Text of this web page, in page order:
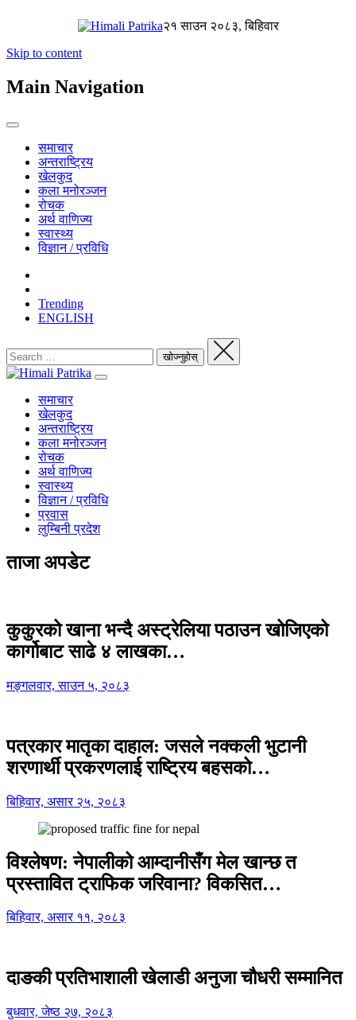
२१ साउन २०८३, बिहिवार
Skip to content
Main Navigation
समाचार
अन्तराष्ट्रिय
खेलकुद
कला मनोरञ्जन
रोचक
अर्थ वाणिज्य
स्वास्थ्य
विज्ञान / प्रविधि
Trending
ENGLISH
समाचार
खेलकुद
अन्तराष्ट्रिय
कला मनोरञ्जन
रोचक
अर्थ वाणिज्य
स्वास्थ्य
विज्ञान / प्रविधि
प्रवास
लुम्बिनी प्रदेश
ताजा अपडेट
कुकुरको खाना भन्दै अस्ट्रेलिया पठाउन खोजिएको
कार्गोबाट साढे ४ लाखका…
मङ्गलवार, साउन ५, २०८३
पत्रकार मातृका दाहाल: जसले नक्कली भुटानी
शरणार्थी प्रकरणलाई राष्ट्रिय बहसको…
बिहिवार, असार २५, २०८३
विश्लेषण: नेपालीको आम्दानीसँग मेल खान्छ त
प्रस्तावित ट्राफिक जरिवाना? विकसित…
बिहिवार, असार ११, २०८३
दाङकी प्रतिभाशाली खेलाडी अनुजा चौधरी सम्मानित
बुधवार, जेष्ठ २७, २०८३